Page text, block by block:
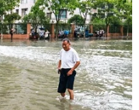
Trung học phổ thông quốc
Mai/Vietnam+)